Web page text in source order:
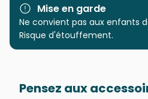
Catégorie
Age
Provenance
Mise en garde
Ne convient pas aux enfants
Risque d'étouffement.
Pensez aux